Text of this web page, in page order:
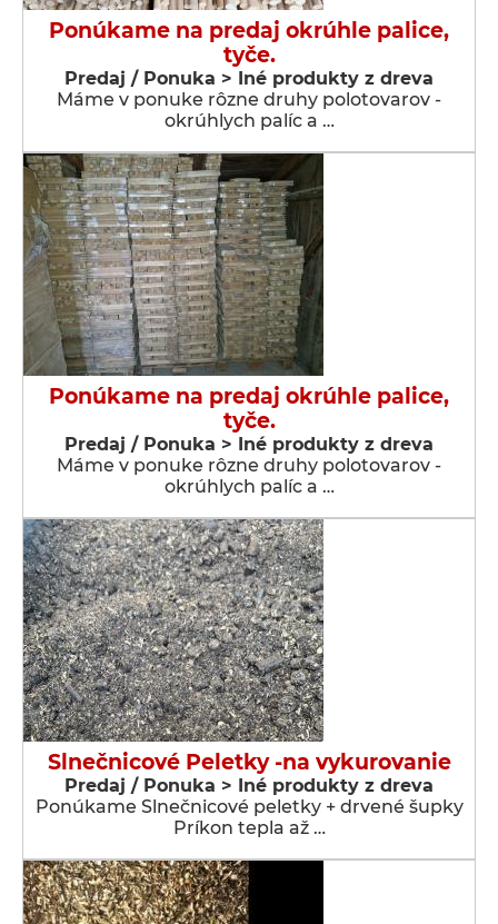
Ponúkame na predaj okrúhle palice,
tyče.
Predaj / Ponuka > Iné produkty z dreva
Máme v ponuke rôzne druhy polotovarov -
okrúhlych palíc a …
Ponúkame na predaj okrúhle palice,
tyče.
Predaj / Ponuka > Iné produkty z dreva
Máme v ponuke rôzne druhy polotovarov -
okrúhlych palíc a …
Slnečnicové Peletky -na vykurovanie
Predaj / Ponuka > Iné produkty z dreva
Ponúkame Slnečnicové peletky + drvené šupky
Príkon tepla až …